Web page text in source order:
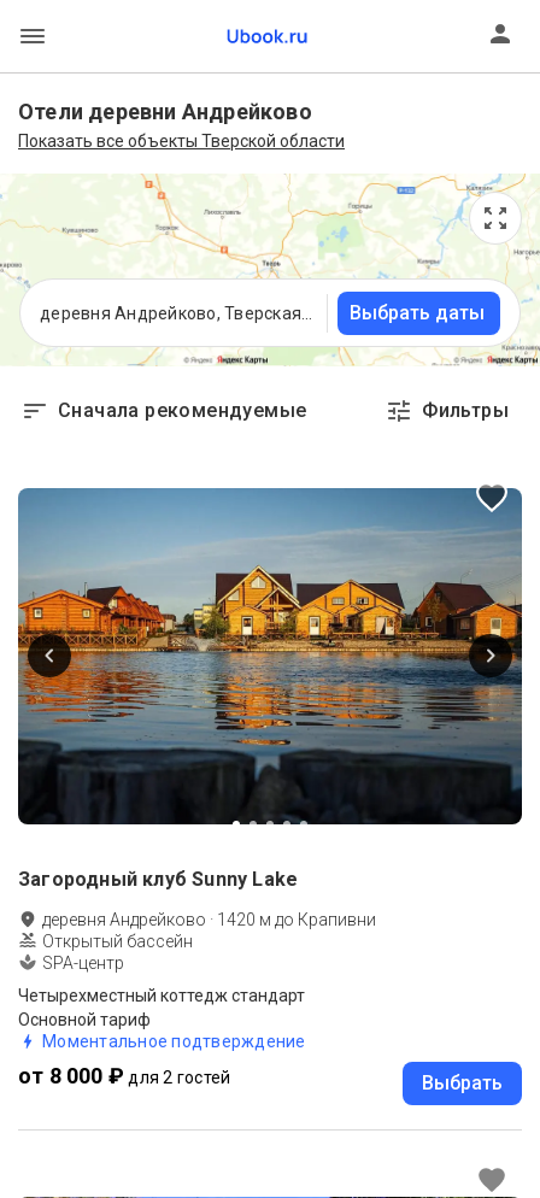
Отели деревни Андрейково
Показать все объекты Тверской области
Выбрать даты
Сначала рекомендуемые Фильтры
Загородный клуб Sunny Lake
деревня Андрейково · 1420 м до Крапивни
Открытый бассейн
SPA-центр
Четырехместный коттедж стандарт
Основной тариф
Моментальное подтверждение
от 8 000 ₽ для 2 гостей Выбрать